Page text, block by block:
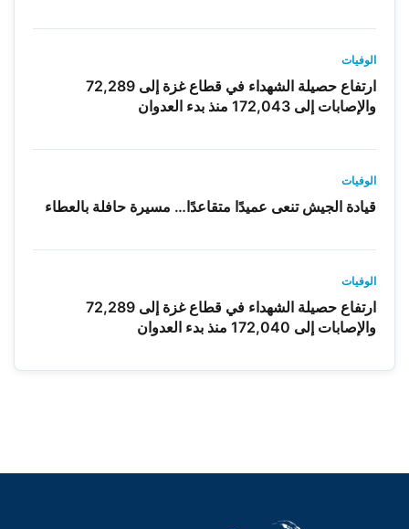
الوفيات
ارتفاع حصيلة الشهداء في قطاع غزة إلى 72,289
والإصابات إلى 172,043 منذ بدء العدوان
الوفيات
قيادة الجيش تنعى عميدًا متقاعدًا… مسيرة حافلة بالعطاء
الوفيات
ارتفاع حصيلة الشهداء في قطاع غزة إلى 72,289
والإصابات إلى 172,040 منذ بدء العدوان